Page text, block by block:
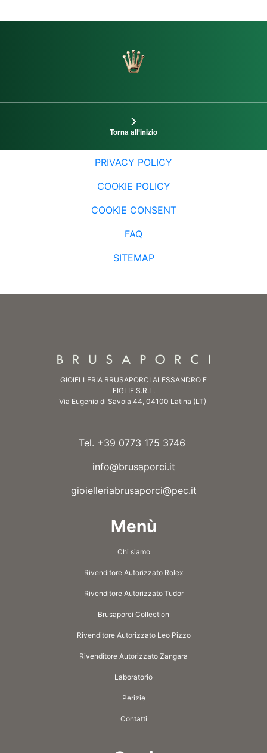
Torna all'inizio
PRIVACY POLICY
COOKIE POLICY
COOKIE CONSENT
FAQ
SITEMAP
GIOIELLERIA BRUSAPORCI ALESSANDRO E
FIGLIE S.R.L.
Via Eugenio di Savoia 44, 04100 Latina (LT)
Tel. +39 0773 175 3746
info@brusaporci.it
gioielleriabrusaporci@pec.it
Menù
Chi siamo
Rivenditore Autorizzato Rolex
Rivenditore Autorizzato Tudor
Brusaporci Collection
Rivenditore Autorizzato Leo Pizzo
Rivenditore Autorizzato Zangara
Laboratorio
Perizie
Contatti